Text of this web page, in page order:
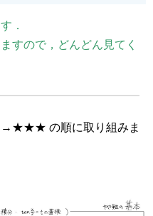
．
すので，どんどん見てく
の順に取り組みま